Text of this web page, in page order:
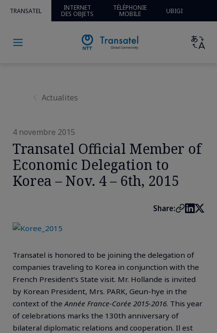
TRANSATEL INTERNET
DES OBJETS
TÉLÉPHONIE
MOBILE UBIGI
Actualités» » Transatel Official Member of
Economic Delegation to Korea – Nov. 4 – 6th, 2015
Actualites
4 novembre 2015
Transatel Official Member of
Economic Delegation to
Korea – Nov. 4 – 6th, 2015
Share:
Transatel is honored to be joining the delegation of
companies traveling to Korea in conjunction with the
French President’s State visit. Mr. Hollande is invited
by Korean President, Mrs. PARK, Geun-hye in the
context of the Année France-Corée 2015-2016. This year
of celebrations marks the 130th anniversary of
bilateral diplomatic relations and cooperation. Il est